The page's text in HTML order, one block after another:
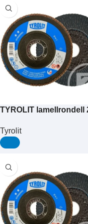
TYROLIT lamellrondell
STANDARD stål/
Tyrolit